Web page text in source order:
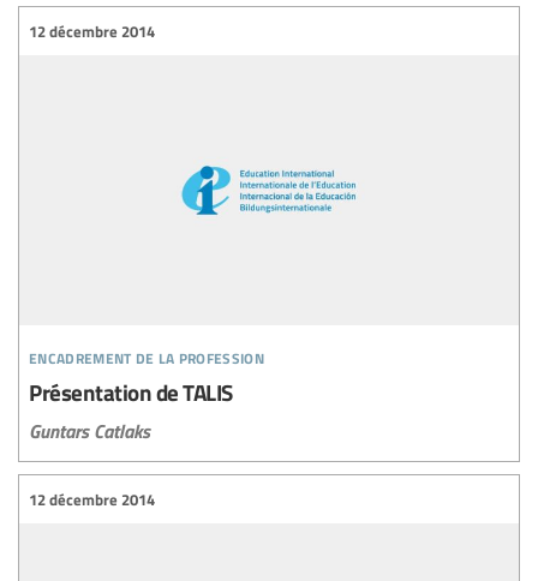
encadrement de la profession
12 décembre 2014
Présentation de TALIS
Guntars Catlaks
12 décembre 2014